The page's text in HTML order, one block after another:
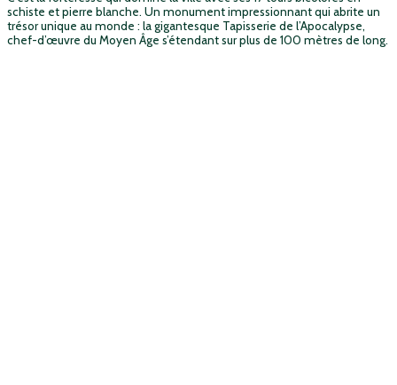
schiste et pierre blanche. Un monument impressionnant qui abrite un
trésor unique au monde : la gigantesque Tapisserie de l’Apocalypse,
chef-d’œuvre du Moyen Âge s’étendant sur plus de 100 mètres de long.